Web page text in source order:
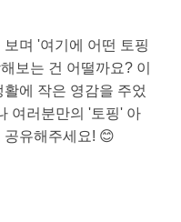
며 '여기에 어떤 토핑
보는 건 어떨까요? 이
에 작은 영감을 주었
여러분만의 '토핑' 아
유해주세요! 😊